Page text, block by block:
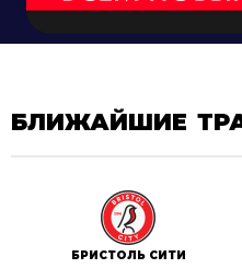
БЛИЖАЙШИЕ
БРИСТОЛЬ СИТИ